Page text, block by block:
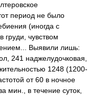
период не было
(иногда с
чувством
Выявили лишь:
241 наджелудочковая,
1248 (1200-
от 60 в ночное
мин., в течение суток,